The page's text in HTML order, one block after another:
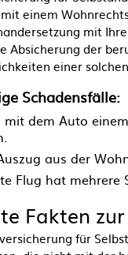
einem
mit
Absicherung der
einer
Schadensfälle:
mit dem Auto
aus der
Flug hat mehrere
Fakten
für